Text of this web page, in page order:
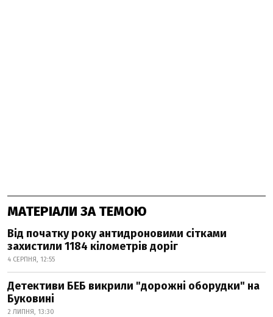
МАТЕРІАЛИ ЗА ТЕМОЮ
Від початку року антидроновими сітками
захистили 1184 кілометрів доріг
4 СЕРПНЯ, 12:55
Детективи БЕБ викрили "дорожні оборудки" на
Буковині
2 ЛИПНЯ, 13:30